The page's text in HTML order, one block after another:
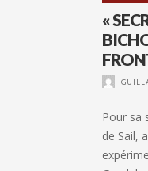
«
Pour sa
de Sail,